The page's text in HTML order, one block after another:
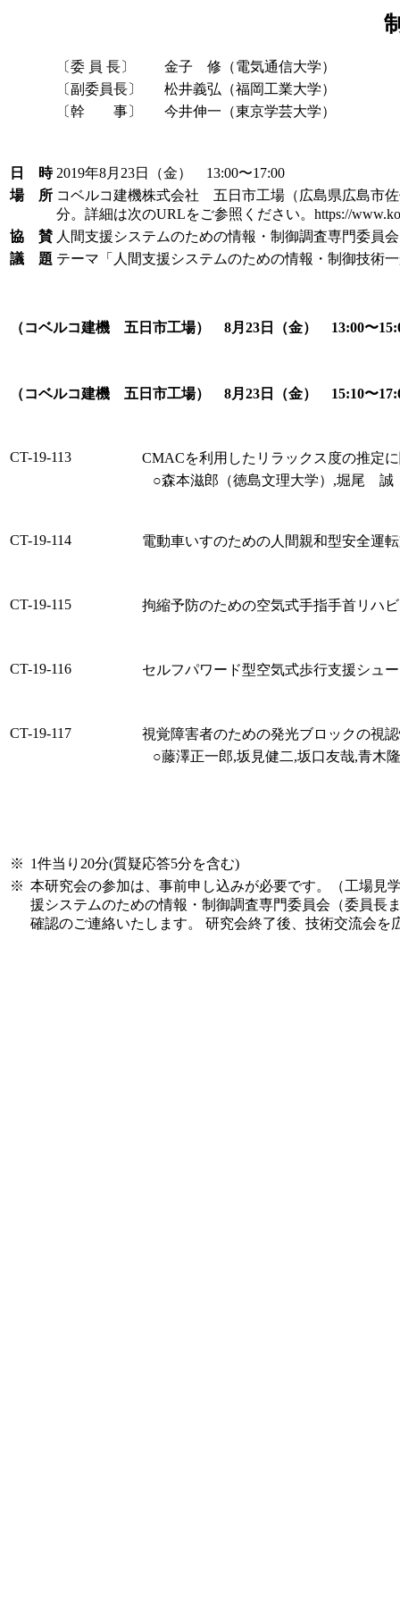
〔委 員 長〕
金子 修（電気通信大学）
〔副委員長〕
松井義弘（福岡工業大学）
〔幹 事〕
今井伸一（東京学芸大学）
日 時 2019年8月23日（金） 13:00〜17:00
場 所 コベルコ建機株式会社 五日市工場（広島県広島市
分。詳細は次のURLをご参照ください。https://
協 賛 人間支援システムのための情報・制御調査専門委員会
議 題 テーマ「人間支援システムのための情報・制御技術
（コベルコ建機 五日市工場） 8月23日（金） 13:00〜
（コベルコ建機 五日市工場） 8月23日（金） 15:10〜
CT-19-113
CMACを利用したリラックス度の推定
○森本滋郎（徳島文理大学）,堀尾 誠
CT-19-114 電動車いすのための人間親和型安全運
CT-19-115 拘縮予防のための空気式手指手首リハ
CT-19-116 セルフパワード型空気式歩行支援シュ
CT-19-117
視覚障害者のための発光ブロックの視
○藤澤正一郎,坂見健二,坂口友哉,青木
※ 1件当り20分(質疑応答5分を含む)
※ 本研究会の参加は、事前申し込みが必要です。（工場見
援システムのための情報・制御調査専門委員会（委員長
確認のご連絡いたします。 研究会終了後、技術交流会